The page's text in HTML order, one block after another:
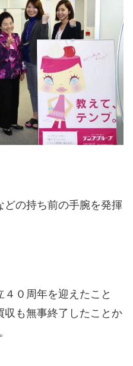
どの持ち前の手腕を発揮
４０周年を迎えたこと
収も無事終了したことか